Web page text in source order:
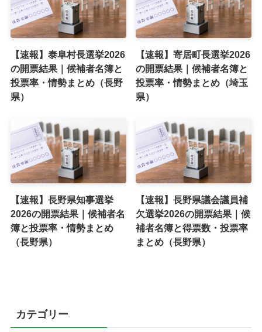
【速報】泰阜村長選挙2026
の開票結果｜候補者名簿と
投票率・情勢まとめ（長野
県）
【速報】寄居町長選挙2026
の開票結果｜候補者名簿と
投票率・情勢まとめ（埼玉
県）
【速報】長野県知事選挙
2026の開票結果｜候補者名
簿と投票率・情勢まとめ
（長野県）
【速報】長野県議会議員補
欠選挙2026の開票結果｜候
補者名簿と得票数・投票率
まとめ（長野県）
カテゴリー